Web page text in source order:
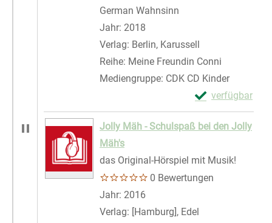
German Wahnsinn
Jahr: 2018
Verlag: Berlin, Karussell
Reihe: Meine Freundin Conni
Mediengruppe: CDK CD Kinder
verfügbar
Exemplar-
Zum Download
Jolly Mäh - Schulspaß bei den Jolly
Mäh's
das Original-Hörspiel mit Musik!
0 Bewertungen
Suche nach diesem Verfasser
Jahr: 2016
Verlag: [Hamburg], Edel